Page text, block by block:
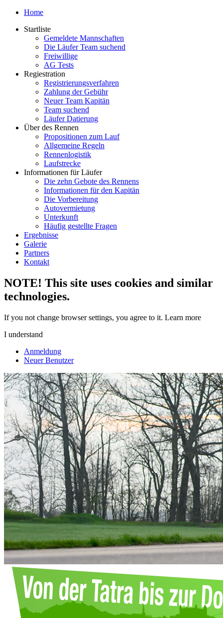
Home
Startliste
Gemeldete Mannschaften
Die Läufer Team suchend
Freiwillige
AG Tests
Regiestration
Registrierungsverfahren
Zahlung der Gebühr
Neuer Team Kapitän
Team suchend
Läufer Datierung
Über des Rennen
Propositionen zum Lauf
Allgemeine Regeln
Rennenlogistik
Laufstrecke
Informationen für Läufer
Die zehn Gebote des Rennens
Informationen für den Kapitän
Die Vorbereitung
Autovermietung
Unterkunft
Häufig gestellte Fragen
Ergebnisse
Galerie
Partners
Kontakt
NOTE! This site uses cookies and similar
technologies.
If you not change browser settings, you agree to it. Learn more
I understand
Anmeldung
Neuer Benutzer